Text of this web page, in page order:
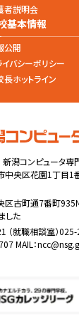
者説明会
基本情報
公開
イバシーポリシー
長ホットライン
潟コンピュータ専
中央区花園1丁目1
古町通7番町
した
（就職相談室）
MAIL：